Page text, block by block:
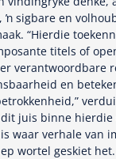
ŉ sigbare en
“Hierdie
titels of
verantwoordbare
en
dit juis binne hierdie
waar verhale van
wortel geskiet het.